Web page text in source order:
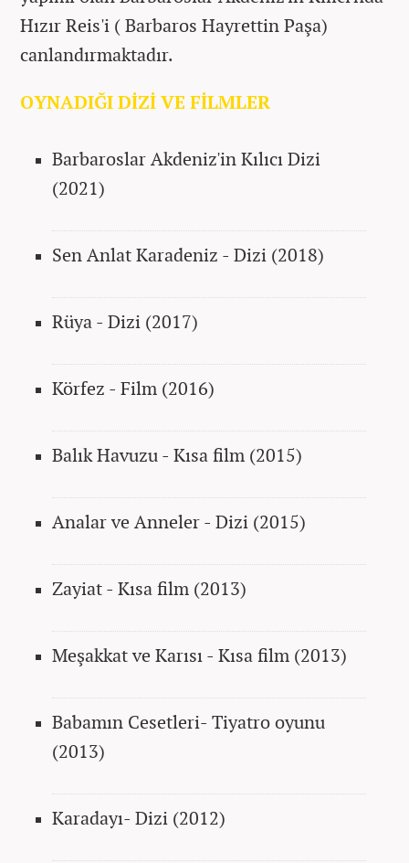
Hızır Reis'i ( Barbaros Hayrettin Paşa)
canlandırmaktadır.
OYNADIĞI DİZİ VE FİLMLER
Barbaroslar Akdeniz'in Kılıcı Dizi
(2021)
Sen Anlat Karadeniz - Dizi (2018)
Rüya - Dizi (2017)
Körfez - Film (2016)
Balık Havuzu - Kısa film (2015)
Analar ve Anneler - Dizi (2015)
Zayiat - Kısa film (2013)
Meşakkat ve Karısı- Kısa film (2013)
Babamın Cesetleri- Tiyatro oyunu
(2013)
Karadayı- Dizi (2012)